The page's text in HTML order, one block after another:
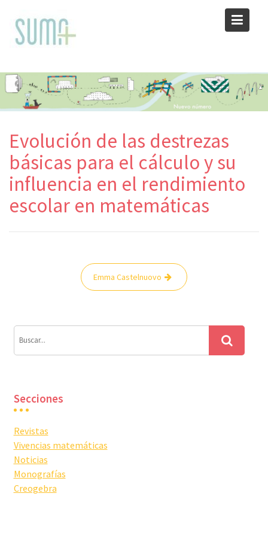
content
Evolución de las destrezas
básicas para el cálculo y su
influencia en el rendimiento
escolar en matemáticas
Navegación
Emma Castelnuovo
Secciones
Revistas
Vivencias matemáticas
Noticias
Monografías
Creogebra